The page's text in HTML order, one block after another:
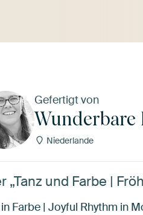
Gefertigt von
Wunderbare
Niederlande
„Tanz und Farbe |
in Farbe | Joyful Rhythm in